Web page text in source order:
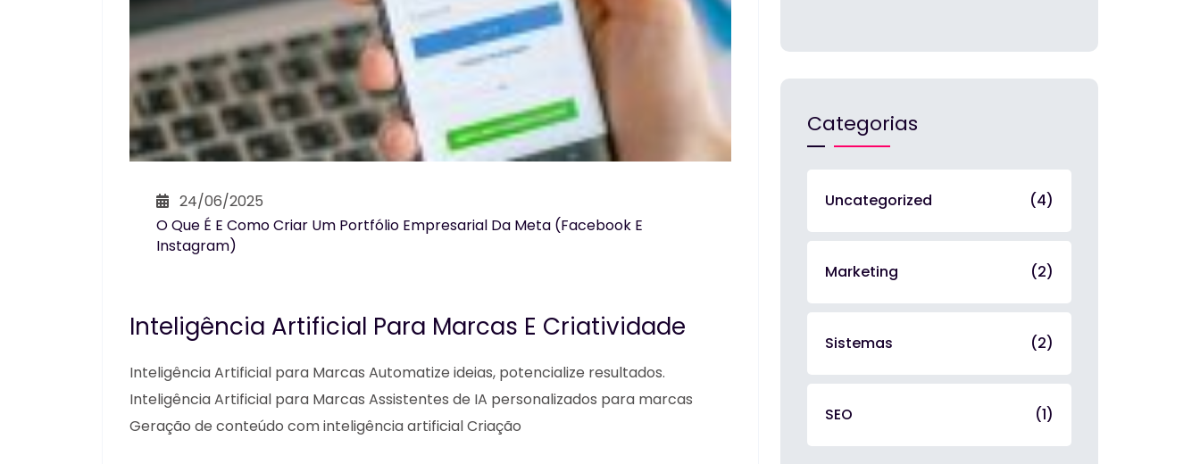
24/06/2025
O Que É E Como Criar Um Portfólio Empresarial Da Meta (Facebook E
Instagram)
Inteligência Artificial Para Marcas E Criatividade
Inteligência Artificial para Marcas Automatize ideias, potencialize resultados.
Inteligência Artificial para Marcas Assistentes de IA personalizados para marcas
Geração de conteúdo com inteligência artificial Criação
Categorias
Uncategorized (4)
Marketing (2)
Sistemas (2)
SEO (1)